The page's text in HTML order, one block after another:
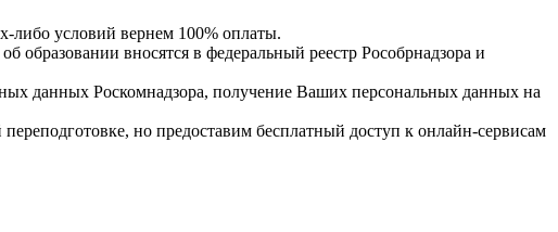
либо условий вернем 100% оплаты.
вносятся в федеральный реестр Рособрнадзора и
данных Роскомнадзора, получение Ваших персональных данных на
но предоставим бесплатный доступ к онлайн-сервисам